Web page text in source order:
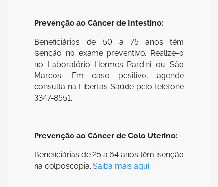
Prevenção ao Câncer de Intestino:
Beneficiários de 50 a 75 anos têm
isenção no exame preventivo. Realize-o
no Laboratório Hermes Pardini ou São
Marcos. Em caso positivo, agende
consulta na Libertas Saúde pelo telefone
3347-8551.
Prevenção ao Câncer de Colo Uterino:
Beneficiárias de 25 a 64 anos têm isenção
na colposcopia. Saiba mais aqui.